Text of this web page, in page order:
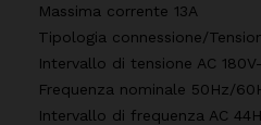
Massima corrente 13A
Tipologia connessione/
Intervallo di tensione AC
Frequenza nominale 50Hz/
Intervallo di frequenza AC